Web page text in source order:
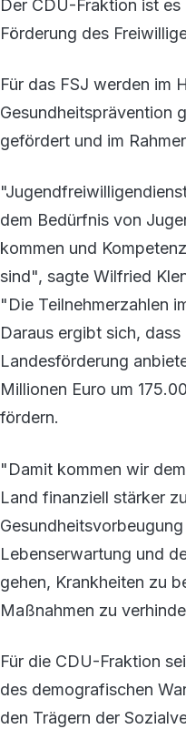
Der CDU-Fraktion ist
Förderung des
Für das FSJ werden im
Gesundheitsprävention
gefördert und im
dem Bedürfnis von
kommen und
sind", sagte Wilfried
"Die Teilnehmerzahlen
Daraus ergibt sich,
Landesförderung
Millionen Euro um
fördern.
"Damit kommen wir
Land finanziell stärker
Lebenserwartung und
gehen, Krankheiten zu
Maßnahmen zu
Für die CDU-Fraktion
des demografischen
den Trägern der